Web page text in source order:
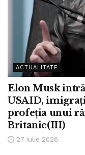
ACTUALITATE
Elon Musk
USAID,
profeția unui
Britanie(III)
27 iulie 2026